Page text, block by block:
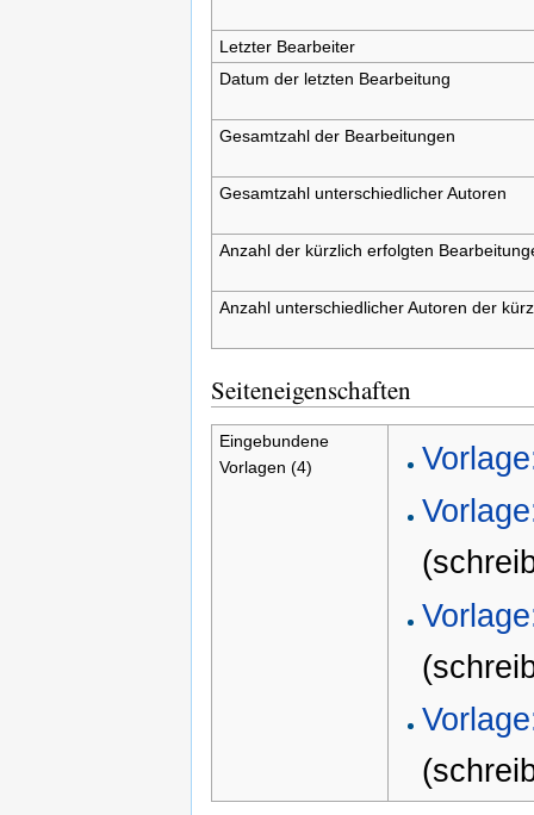
Letzter Bearbeiter
Datum der letzten Bearbeitung
Gesamtzahl der Bearbeitungen
Gesamtzahl unterschiedlicher Autoren
Anzahl der kürzlich erfolgten
Anzahl unterschiedlicher Autoren der
Seiteneigenschaften
Eingebundene
Vorlagen (4)